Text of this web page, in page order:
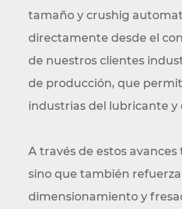
tamaño y crushig
directamente desde el
de nuestros clientes
de producción, que
industrias del lubricante y
A través de estos
sino que también
dimensionamiento y